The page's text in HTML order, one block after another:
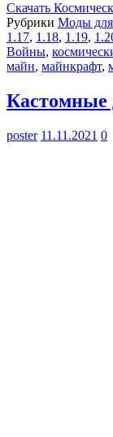
Скачать
Рубрики Моды
1.17, 1.18, 1.19,
Войны,
майн, майнкрафт,
Кастомные
poster 11.11.2021 0